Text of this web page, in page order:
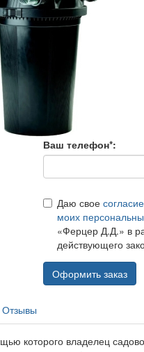
Ваш телефон*:
Даю свое
моих
«Ферцер Д.Д.» в
действующего
Оформить заказ
Отзывы
которого владелец